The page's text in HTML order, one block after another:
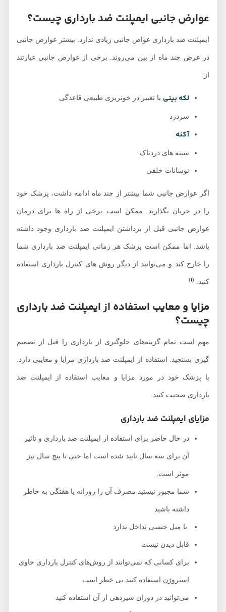
عوارض جانبی ایمپلنت ضد بارداری چیست؟
ایمپلنت ضد بارداری عواض جانبی زیادی ندارد. بیشتر عوارض جانبی
در عرض چند ماه از بین می‌روند. برخی از عوارض جانبی عبارتند
لکه بینی یا تغییر در خونریزی طبیعی قاعدگی
سردرد
آکنه
سینه های دردناک
نوسانات خلقی
اگر عوارض جانبی شما بیشتر از چند ماه ادامه داشت، پزشک خود
را در جریان بگذارید. ممکن است برخی از راه ها برای درمان
عوارض جانبی قبل از برداشتن ایمپلنت ضد بارداری وجود داشته
باشد. اما ممکن است پزشک هر زمانی ایمپلنت ضد بارداری شما
را خارج کند و می‌توانید از دیگر روش های کنترل بارداری استفاده
(
1
)
مزایا و معایب استفاده از ایمپلنت ضد بارداری
چیست؟
مهم است تمام گزینه‌های جلوگیری از بارداری را قبل از تصمیم
گیری بسنجید. استفاده از ایمپلنت ضد بارداری مزایا و معایبی دارد.
با پزشک خود در مورد مزایا و معایب استفاده از ایمپلنت ضد
بارداری صحبت کنید.
مزایای ایمپلنت ضد بارداری
در حال حاضر برای استفاده از ایمپلنت ضد بارداری و تاثیر
آن برای سه سال تایید شده است اما حتی تا پنج سال نیز
موثر است.
شما مجبور نیستید مصرف آن را روزانه یا هفتگی به خاطر
داشته باشید
با میل جنسی تداخل ندارد
قابل دیدن نیست
برای کسانی که نمی‌توانند از روش‌های کنترل بارداری حاوی
استروژن استفاده کنند بی خطر است
می‌توانید در دوران شیردهی از آن استفاده کنید